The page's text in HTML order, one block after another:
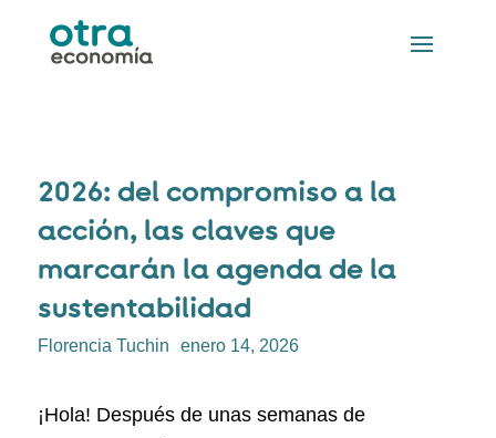
2026: del compromiso a la
acción, las claves que
marcarán la agenda de la
sustentabilidad
Florencia Tuchin enero 14, 2026
¡Hola! Después de unas semanas de